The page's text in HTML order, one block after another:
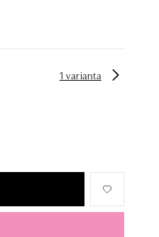
1 varianta